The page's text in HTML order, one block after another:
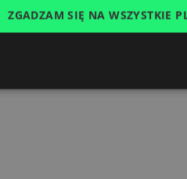
partnerami
ZGADZAM SIĘ NA WSZYSTKIE